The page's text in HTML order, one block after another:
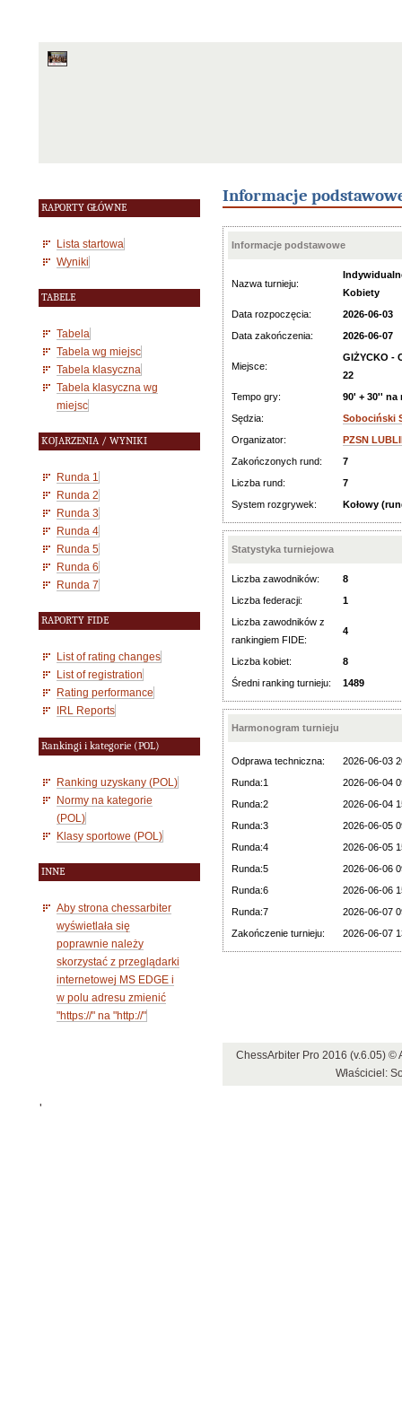
RAPORTY GŁÓWNE
Lista startowa
Wyniki
TABELE
Tabela
Tabela wg miejsc
Tabela klasyczna
Tabela klasyczna wg
miejsc
KOJARZENIA / WYNIKI
Runda 1
Runda 2
Runda 3
Runda 4
Runda 5
Runda 6
Runda 7
RAPORTY FIDE
List of rating changes
List of registration
Rating performance
IRL Reports
Rankingi i kategorie (POL)
Ranking uzyskany (POL)
Normy na kategorie
(POL)
Klasy sportowe (POL)
INNE
Aby strona chessarbiter
wyświetlała się
poprawnie należy
skorzystać z przeglądarki
internetowej MS EDGE i
w polu adresu zmienić
"https://" na "http://"
Informacje
Informacje podstawowe
Nazwa turnieju:
Kobiety
Data rozpoczęcia:
2026-06-03
Data zakończenia:
2026-06-07
Miejsce:
GIŻYCKO -
22
Tempo gry:
90' + 30'' na
Sędzia:
Sobociński
Organizator:
PZSN
Zakończonych rund:
7
Liczba rund:
7
System rozgrywek:
Kołowy
Statystyka turniejowa
Liczba zawodników:
8
Liczba federacji:
1
Liczba zawodników z
rankingiem FIDE:
4
Liczba kobiet:
8
Średni ranking turnieju:
1489
Harmonogram turnieju
Odprawa techniczna:
2026-06-03
Runda:1
2026-06-04
Runda:2
2026-06-04
Runda:3
2026-06-05
Runda:4
2026-06-05
Runda:5
2026-06-06
Runda:6
2026-06-06
Runda:7
2026-06-07
Zakończenie turnieju:
2026-06-07
ChessArbiter Pro 2016 (v.6.05)
Właściciel:
'